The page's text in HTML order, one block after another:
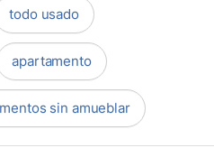
todo usado
apartamento
sin amueblar